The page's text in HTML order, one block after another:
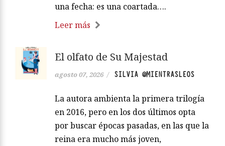
una fecha: es una coartada….
Leer más
El olfato de Su Majestad
agosto 07, 2026 / SILVIA @MIENTRASLEOS
La autora ambienta la primera trilogía
en 2016, pero en los dos últimos opta
por buscar épocas pasadas, en las que la
reina era mucho más joven,